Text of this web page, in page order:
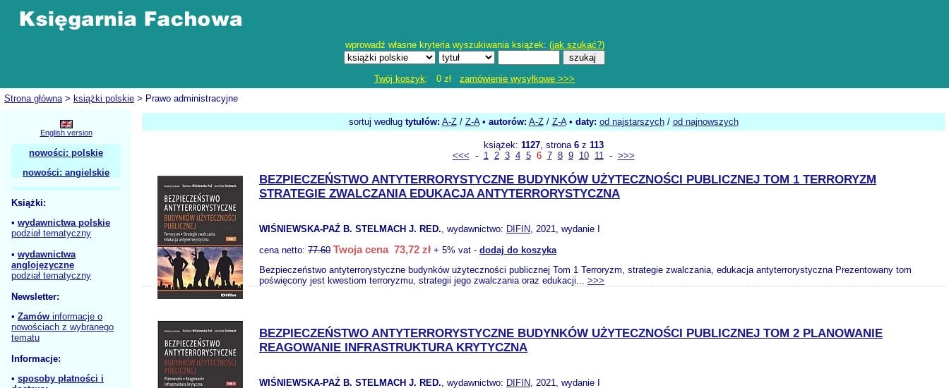
wprowadź własne kryteria wyszukiwania książek: (jak szukać?)
Twój koszyk: 0 zł zamówienie wysyłkowe >>>
Strona główna> książki polskie > Prawo administracyjne
English version
nowości: polskie
nowości: angielskie
Książki:
• wydawnictwa polskie
podział tematyczny
• wydawnictwa
anglojęzyczne
podział tematyczny
Newsletter:
• Zamów informacje o
nowościach z wybranego
tematu
Informacje:
• sposoby płatności i
sortuj według tytułów: A-Z/ Z-A• autorów: A-Z/ Z-A• daty: od najstarszych/ od najnowszych
książek: 1127, strona 6z 113
<<< - 1 2 3 4 5 6 7 8 9 10 11- >>>
BEZPIECZEŃSTWO ANTYTERRORYSTYCZNE BUDYNKÓW UŻYTECZNOŚCI PUBLICZNEJ TOM 1 TERRORYZM
STRATEGIE ZWALCZANIA EDUKACJA ANTYTERRORYSTYCZNA
WIŚNIEWSKA-PAŹ B. STELMACH J. RED., wydawnictwo: DIFIN, 2021, wydanie I
cena netto: 77.60 Twoja cena 73,72 zł + 5% vat - dodaj do koszyka
Bezpieczeństwo antyterrorystyczne budynków użyteczności publicznej Tom 1 Terroryzm, strategie zwalczania, edukacja antyterrorystyczna Prezentowany tom
poświęcony jest kwestiom terroryzmu, strategii jego zwalczania oraz edukacji... >>>
BEZPIECZEŃSTWO ANTYTERRORYSTYCZNE BUDYNKÓW UŻYTECZNOŚCI PUBLICZNEJ TOM 2 PLANOWANIE
REAGOWANIE INFRASTRUKTURA KRYTYCZNA
WIŚNIEWSKA-PAŹ B. STELMACH J. RED., wydawnictwo: DIFIN, 2021, wydanie I